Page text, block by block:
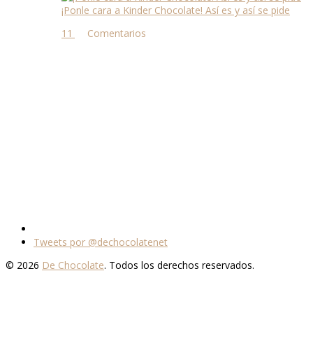
¡Ponle cara a Kinder Chocolate! Así es y así se pide
11 comentarios
Tweets por @dechocolatenet
© 2026 De Chocolate. Todos los derechos reservados.